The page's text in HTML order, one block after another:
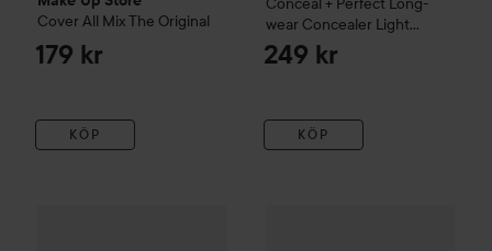
Cover All MixThe Original
179 kr
KÖP
wear Concealer Light
Natural
249 kr
KÖP